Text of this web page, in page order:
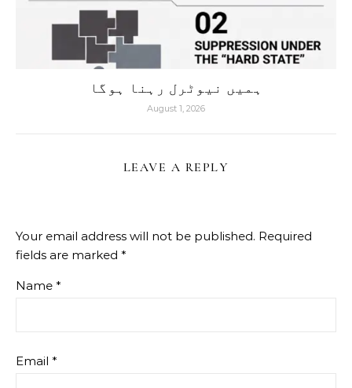
ہمیں نیوٹرل رہنا ہوگا
August 1, 2026
LEAVE A REPLY
Your email address will not be published. Required
fields are marked *
Name *
Email *